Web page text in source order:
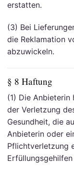
erstatten.
(3) Bei
die Reklamation
abzuwickeln.
§ 8 Haftung
(1) Die
der Verletzung
Gesundheit, die
Anbieterin oder
Pflichtverletzung
Erfüllungsgehilfen